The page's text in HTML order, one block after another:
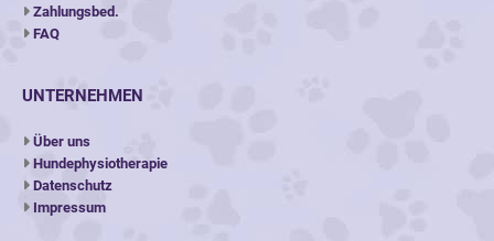
Zahlungsbed.
FAQ
UNTERNEHMEN
Über uns
Hundephysiotherapie
Datenschutz
Impressum